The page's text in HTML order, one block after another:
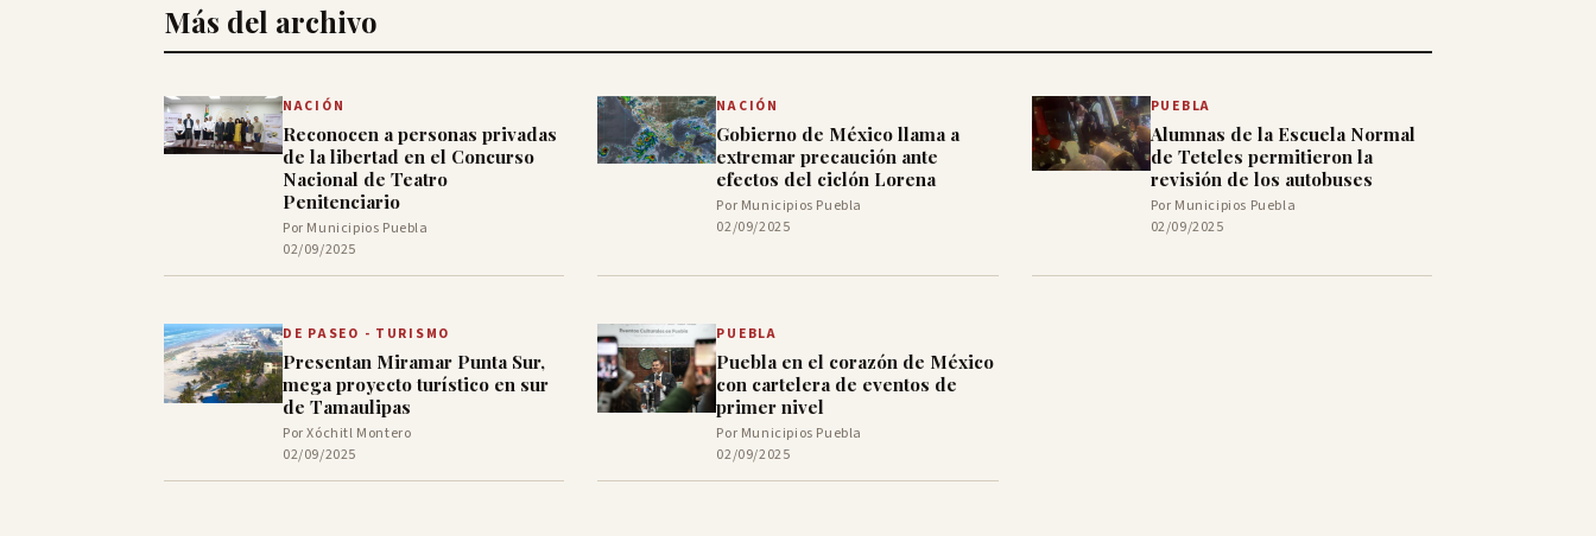
Más del archivo
NACIÓN
Reconocen a personas privadas
de la libertad en el Concurso
Nacional de Teatro
Penitenciario
Por Municipios Puebla
02/09/2025
NACIÓN
Gobierno de México llama a
extremar precaución ante
efectos del ciclón Lorena
Por Municipios Puebla
02/09/2025
PUEBLA
Alumnas de la Escuela Normal
de Teteles permitieron la
revisión de los autobuses
Por Municipios Puebla
02/09/2025
DE PASEO - TURISMO
Presentan Miramar Punta Sur,
mega proyecto turístico en sur
de Tamaulipas
Por Xóchitl Montero
02/09/2025
PUEBLA
Puebla en el corazón de México
con cartelera de eventos de
primer nivel
Por Municipios Puebla
02/09/2025